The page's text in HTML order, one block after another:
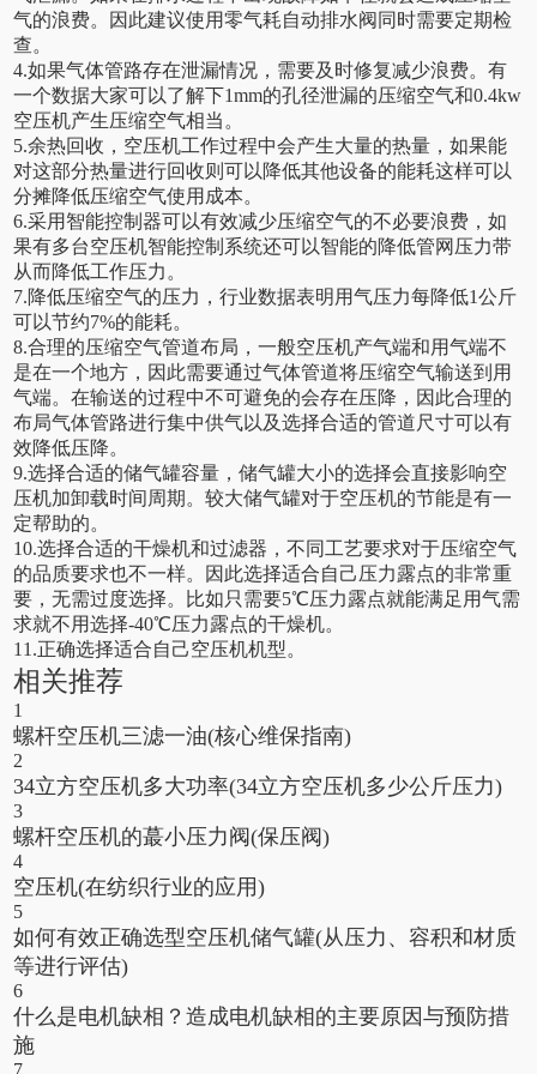
气的浪费。因此建议使用零气耗自动排水阀同时需要定期检
查。
4.如果气体管路存在泄漏情况，需要及时修复减少浪费。有
一个数据大家可以了解下1mm的孔径泄漏的压缩空气和0.4kw
空压机产生压缩空气相当。
5.余热回收，空压机工作过程中会产生大量的热量，如果能
对这部分热量进行回收则可以降低其他设备的能耗这样可以
分摊降低压缩空气使用成本。
6.采用智能控制器可以有效减少压缩空气的不必要浪费，如
果有多台空压机智能控制系统还可以智能的降低管网压力带
从而降低工作压力。
7.降低压缩空气的压力，行业数据表明用气压力每降低1公斤
可以节约7%的能耗。
8.合理的压缩空气管道布局，一般空压机产气端和用气端不
是在一个地方，因此需要通过气体管道将压缩空气输送到用
气端。在输送的过程中不可避免的会存在压降，因此合理的
布局气体管路进行集中供气以及选择合适的管道尺寸可以有
效降低压降。
9.选择合适的储气罐容量，储气罐大小的选择会直接影响空
压机加卸载时间周期。较大储气罐对于空压机的节能是有一
定帮助的。
10.选择合适的干燥机和过滤器，不同工艺要求对于压缩空气
的品质要求也不一样。因此选择适合自己压力露点的非常重
要，无需过度选择。比如只需要5℃压力露点就能满足用气需
求就不用选择-40℃压力露点的干燥机。
11.正确选择适合自己空压机机型。
相关推荐
1
螺杆空压机三滤一油(核心维保指南)
2
34立方空压机多大功率(34立方空压机多少公斤压力)
3
螺杆空压机的蕞小压力阀(保压阀)
4
空压机(在纺织行业的应用)
5
如何有效正确选型空压机储气罐(从压力、容积和材质
等进行评估)
6
什么是电机缺相？造成电机缺相的主要原因与预防措
施
7